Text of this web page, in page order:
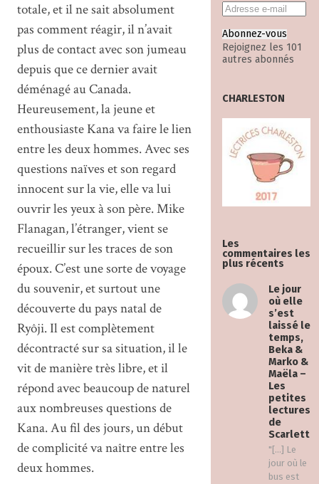
Abonnez-vous
Rejoignez les 101
autres abonnés
CHARLESTON
Les
commentaires les
plus récents
Le jour
où elle
s’est
laissé le
temps,
Beka &
Marko &
Maëla –
Les
petites
lectures
de
Scarlett
"[…] Le
jour où le
bus est
totale, et il ne sait absolument
pas comment réagir, il n’avait
plus de contact avec son jumeau
depuis que ce dernier avait
déménagé au Canada.
Heureusement, la jeune et
enthousiaste Kana va faire le lien
entre les deux hommes. Avec ses
questions naïves et son regard
innocent sur la vie, elle va lui
ouvrir les yeux à son père. Mike
Flanagan, l’étranger, vient se
recueillir sur les traces de son
époux. C’est une sorte de voyage
du souvenir, et surtout une
découverte du pays natal de
Ryôji. Il est complètement
décontracté sur sa situation, il le
vit de manière très libre, et il
répond avec beaucoup de naturel
aux nombreuses questions de
Kana. Au fil des jours, un début
de complicité va naître entre les
deux hommes.